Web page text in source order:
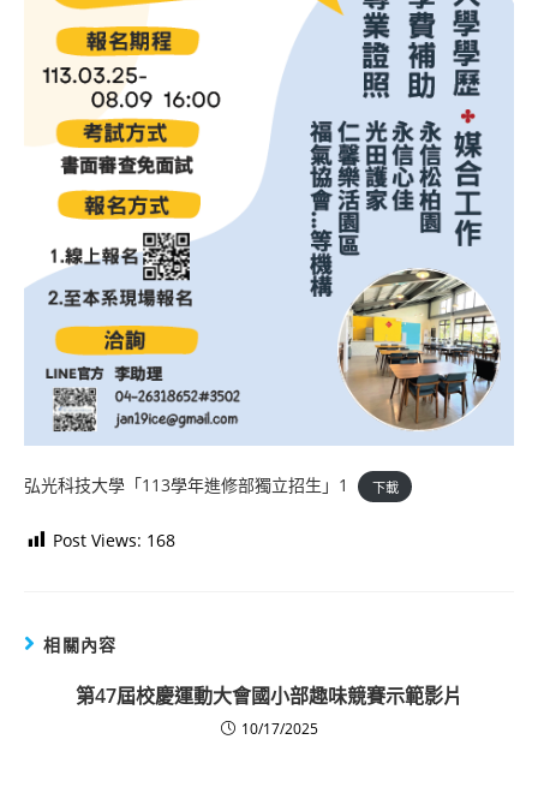
弘光科技大學「113學年進修部獨立招生」1 下載
Post Views: 168
相關內容
第47屆校慶運動大會國小部趣味競賽示範影片
10/17/2025